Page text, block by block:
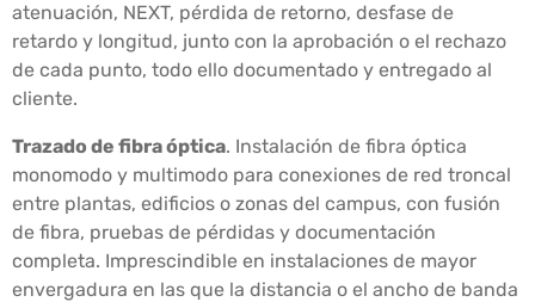
atenuación, NEXT, pérdida de retorno, desfase de
retardo y longitud, junto con la aprobación o el rechazo
de cada punto, todo ello documentado y entregado al
cliente.
Trazado de fibra óptica. Instalación de fibra óptica
monomodo y multimodo para conexiones de red troncal
entre plantas, edificios o zonas del campus, con fusión
de fibra, pruebas de pérdidas y documentación
completa. Imprescindible en instalaciones de mayor
envergadura en las que la distancia o el ancho de banda